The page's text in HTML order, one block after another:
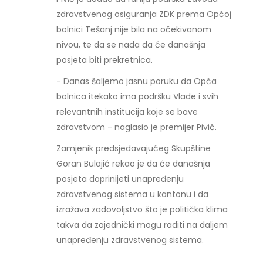
zdravstvenog osiguranja ZDK prema Općoj
bolnici Tešanj nije bila na očekivanom
nivou, te da se nada da će današnja
posjeta biti prekretnica.
- Danas šaljemo jasnu poruku da Opća
bolnica itekako ima podršku Vlade i svih
relevantnih institucija koje se bave
zdravstvom - naglasio je premijer Pivić.
Zamjenik predsjedavajućeg Skupštine
Goran Bulajić rekao je da će današnja
posjeta doprinijeti unapređenju
zdravstvenog sistema u kantonu i da
izražava zadovoljstvo što je politička klima
takva da zajednički mogu raditi na daljem
unapređenju zdravstvenog sistema.